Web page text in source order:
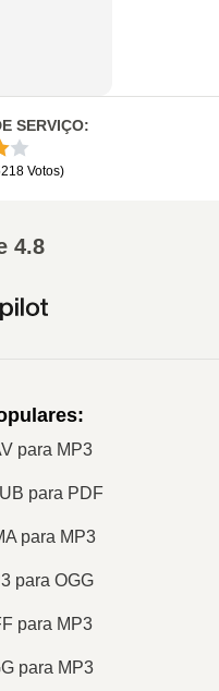
SERVIÇO:
Votos)
4.8
:
para MP3
para PDF
para MP3
para OGG
para MP3
para MP3